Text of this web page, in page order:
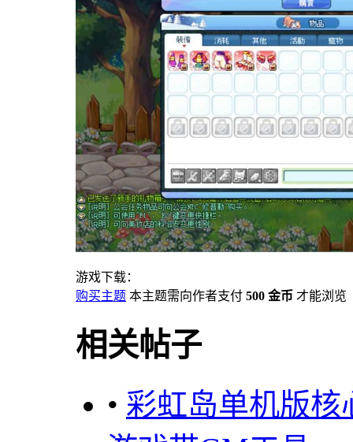
游戏下载：
购买主题 本主题需向作者支付 500 金币 才能浏览
相关帖子
• 彩虹岛单机版核